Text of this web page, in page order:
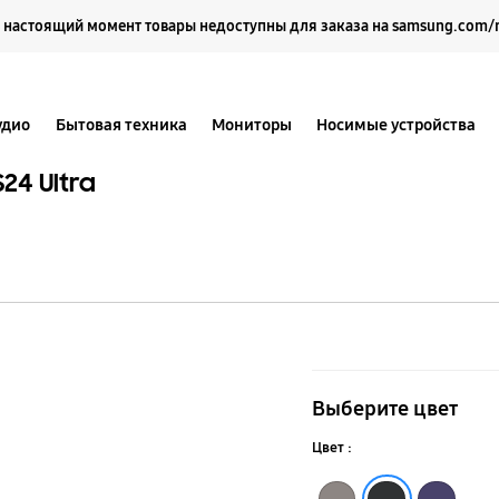
настоящий момент товары недоступны для заказа на samsung.com/
Бытовая техника Мониторы Носимые устройства
Ultra
Vegan
Leather
Выберите цвет
Цвет :